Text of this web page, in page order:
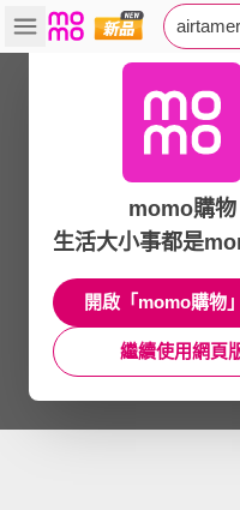
airtamer
momo購物
生活大小事都是
開啟「momo購物
繼續使用網頁